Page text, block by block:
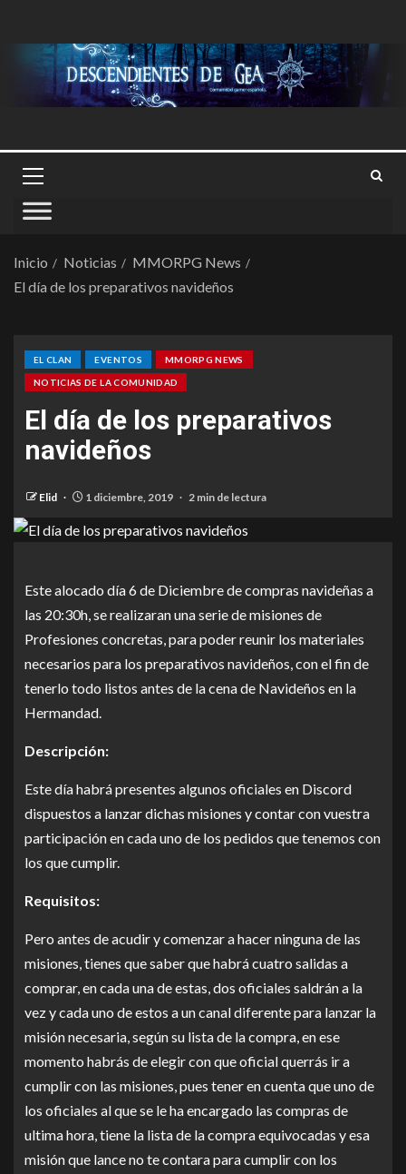
Inicio Noticias
MMORPG News
El día de los preparativos navideños
EL CLAN EVENTOS MMORPG NEWS
NOTICIAS DE LA COMUNIDAD
El día de los preparativos
navideños
Elid 1 diciembre, 2019 2 min de lectura
Este alocado día 6 de Diciembre de compras navideñas a
las 20:30h, se realizaran una serie de misiones de
Profesiones concretas, para poder reunir los materiales
necesarios para los preparativos navideños, con el fin de
tenerlo todo listos antes de la cena de Navideños en la
Hermandad.
Descripción:
Este día habrá presentes algunos oficiales en Discord
dispuestos a lanzar dichas misiones y contar con vuestra
participación en cada uno de los pedidos que tenemos con
los que cumplir.
Requisitos:
Pero antes de acudir y comenzar a hacer ninguna de las
misiones, tienes que saber que habrá cuatro salidas a
comprar, en cada una de estas, dos oficiales saldrán a la
vez y cada uno de estos a un canal diferente para lanzar la
misión necesaria, según su lista de la compra, en ese
momento habrás de elegir con que oficial querrás ir a
cumplir con las misiones, pues tener en cuenta que uno de
los oficiales al que se le ha encargado las compras de
ultima hora, tiene la lista de la compra equivocadas y esa
misión que lance no te contara para cumplir con los